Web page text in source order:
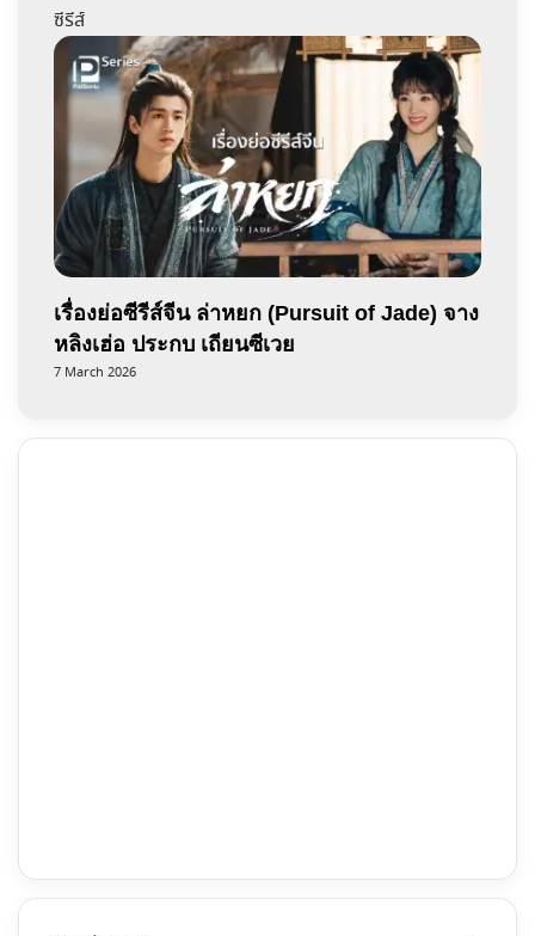
ซีรีส์
เรื่องย่อซีรีส์จีน ล่าหยก (Pursuit of Jade) จาง
หลิงเฮ่อ ประกบ เถียนซีเวย
7 March 2026